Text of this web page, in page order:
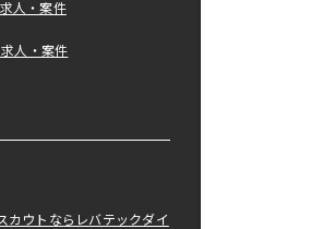
人・案件
人・案件
カウトならレバテックダイ